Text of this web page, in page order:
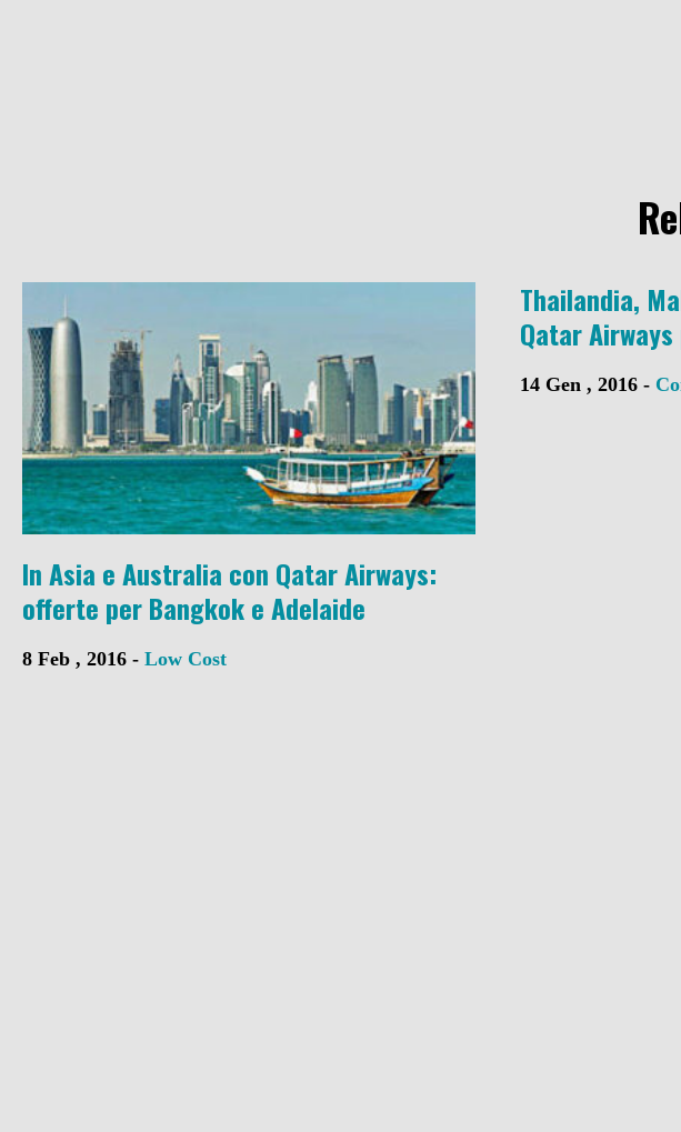
In Asia e Australia con Qatar Airways:
offerte per Bangkok e Adelaide
8 Feb , 2016 -Low Cost
Thailandia,
Qatar
14 Gen , 2016 -